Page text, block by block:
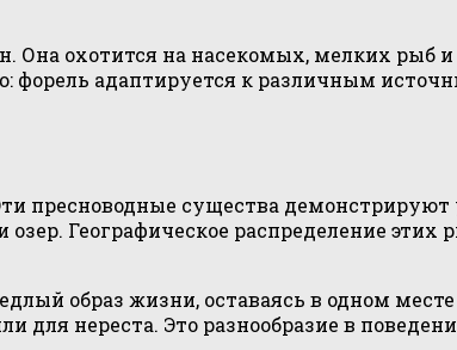
Она охотится на насекомых, мелких рыб
форель адаптируется к различным
пресноводные существа демонстрируют
Географическое распределение этих
образ жизни, оставаясь в одном
нереста. Это разнообразие в